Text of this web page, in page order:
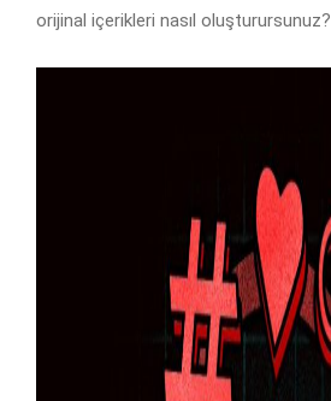
orijinal içerikleri nasıl oluşturursunuz?